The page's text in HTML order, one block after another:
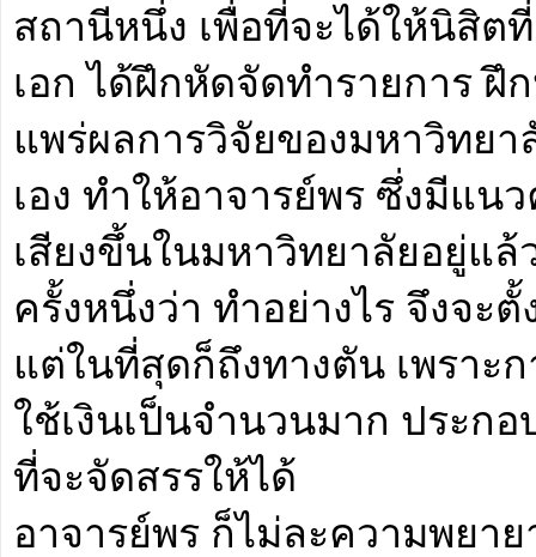
สถานีหนึ่ง เพื่อที่จะได้ให้นิสิต
เอก ได้ฝึกหัดจัดทำรายการ ฝึ
แพร่ผลการวิจัยของมหาวิทย
เอง ทำให้อาจารย์พร ซึ่งมีแ
เสียงขึ้นในมหาวิทยาลัยอยู่แล้
ครั้งหนึ่งว่า ทำอย่างไร จึงจะ
แต่ในที่สุดก็ถึงทางตัน เพราะ
ใช้เงินเป็นจำนวนมาก ประก
ที่จะจัดสรรให้ได้
อาจารย์พร ก็ไม่ละความพยา